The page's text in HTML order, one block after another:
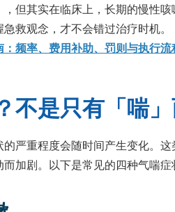
但其实在临床上，长期的慢性
救观念，才不会错过治疗时机。
频率、费用补助、罚则与执行流
不是只有「喘」
严重程度会随时间产生变化。
加剧。以下是常见的四种气喘症